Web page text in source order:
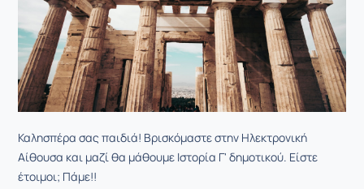
Καλησπέρα σας παιδιά! Βρισκόμαστε στην Ηλεκτρονική
Αίθουσα και μαζί θα μάθουμε Ιστορία Γ' δημοτικού. Είστε
έτοιμοι; Πάμε!!